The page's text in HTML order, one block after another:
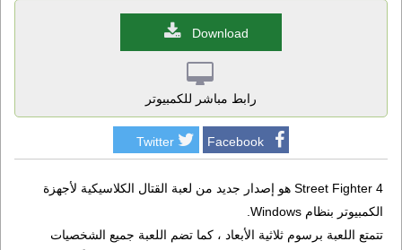
Download
رابط مباشر للكمبيوتر
Facebook
Twitter
Street Fighter 4 هو إصدار جديد من لعبة القتال الكلاسيكية لأجهزة
الكمبيوتر بنظام Windows.
تتمتع اللعبة برسوم ثلاثية الأبعاد ، كما تضم اللعبة جميع الشخصيات